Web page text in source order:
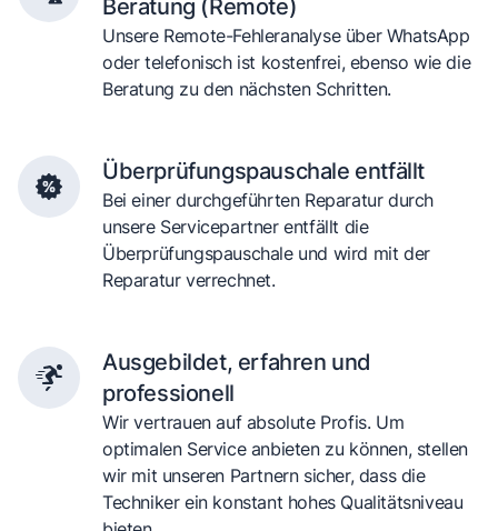
Beratung (Remote)
Unsere Remote-Fehleranalyse über WhatsApp
oder telefonisch ist kostenfrei, ebenso wie die
Beratung zu den nächsten Schritten.
Überprüfungspauschale entfällt
Bei einer durchgeführten Reparatur durch
unsere Servicepartner entfällt die
Überprüfungspauschale und wird mit der
Reparatur verrechnet.
Ausgebildet, erfahren und
professionell
Wir vertrauen auf absolute Profis. Um
optimalen Service anbieten zu können, stellen
wir mit unseren Partnern sicher, dass die
Techniker ein konstant hohes Qualitätsniveau